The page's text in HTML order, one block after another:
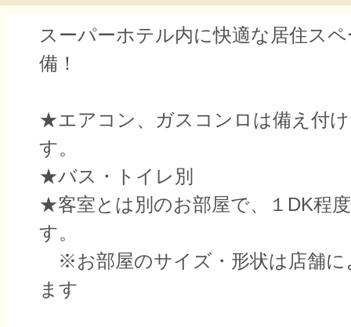
スーパーホテル内に快適な居住ス
備！
★エアコン、ガスコンロは備え付
す。
★バス・トイレ別
★客室とは別のお部屋で、１DK程
す。
※お部屋のサイズ・形状は店舗に
ます